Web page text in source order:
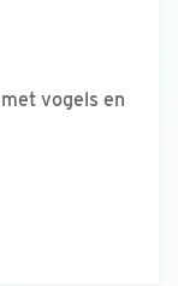
vogels en